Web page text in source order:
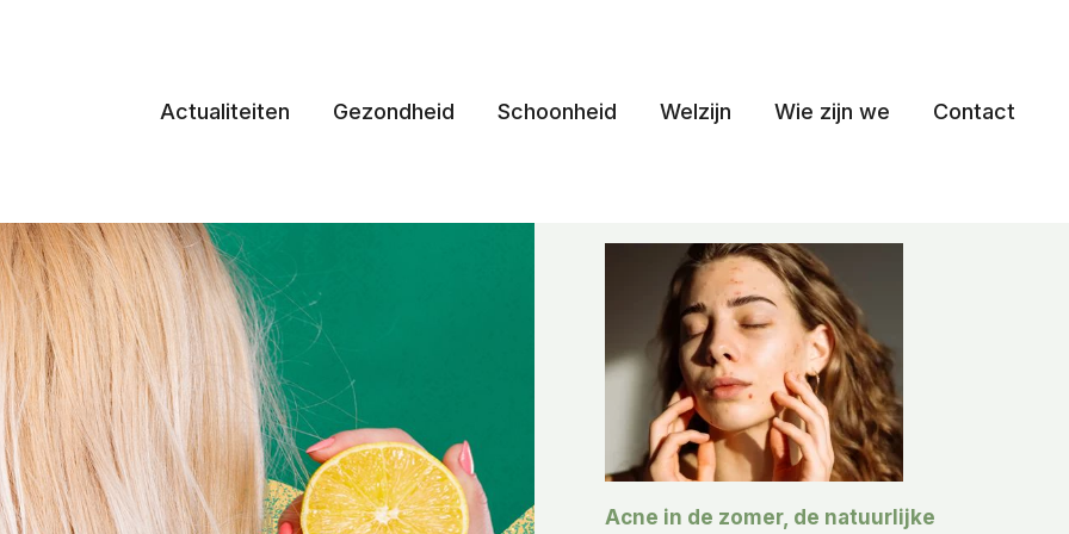
Actualiteiten Gezondheid Schoonheid Welzijn Wie zijn we Contact
Acne in de zomer, de natuurlijke